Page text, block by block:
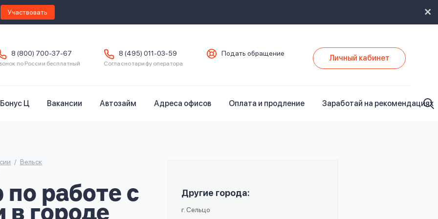
Участвовать
8 (800) 700-37-67
по России бесплатный
8 (495) 011-03-59
Согласно тарифу оператора
Подать обращение Личный кабинет
Бонус Ц Вакансии Автозайм Адреса офисов Оплата и продление Заработай на рекомендациях
Вельск
работе с
в городе
Другие города:
г. Сельцо